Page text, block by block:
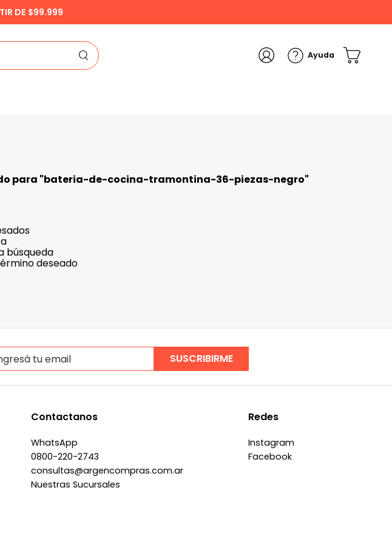
DE $99.999
para "bateria-de-cocina-tramontina-36-piezas-negro"
búsqueda
deseado
SUSCRIBIRME
Contactanos
WhatsApp
0800-220-2743
consultas@argencompras.com.ar
Nuestras Sucursales
Redes
Instagram
Facebook